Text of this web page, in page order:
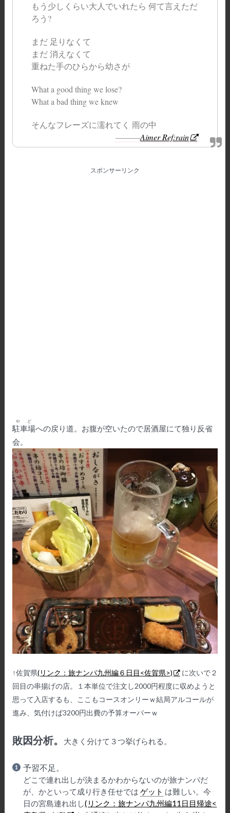
もう少しくらい大人でいれたら 何て言えただ
ろう?
まだ 足りなくて
まだ 消えなくて
重ねた手のひらから幼さが
What a good thing we lose?
What a bad thing we knew
そんなフレーズに濡れてく 雨の中
―――Aimer Ref:rain
スポンサーリンク
駐車場
やど
への戻り道。お腹が空いたので居酒屋にて独り反省
会。
↑佐賀県(リンク：旅ナンパ九州編６日目<佐賀県>)
に次いで２
回目の串揚げの店。１本単位で注文し2000円程度に収めようと
思って入店するも、ここもコースオンリーｗ結局アルコールが
進み、気付けば3200円出費の予算オーバーｗ
敗因分析。 大きく分けて３つ挙げられる。
予習不足。
どこで連れ出しが決まるかわからないのが旅ナンパだ
が、かといって成り行き任せではゲット は難しい。今
日の宮島連れ出し(リンク：旅ナンパ九州編11日目帰途<